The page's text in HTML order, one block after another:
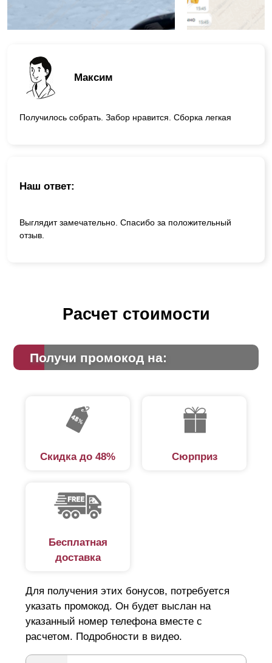
Максим
Получилось собрать. Забор нравится. Сборка легкая
Наш ответ:
Выглядит замечательно. Спасибо за положительный
отзыв.
Расчет стоимости
Получи промокод на:
Скидка до 48% Сюрприз
Бесплатная
доставка
Для получения этих бонусов, потребуется
указать промокод. Он будет выслан на
указанный номер телефона вместе с
расчетом. Подробности в видео.